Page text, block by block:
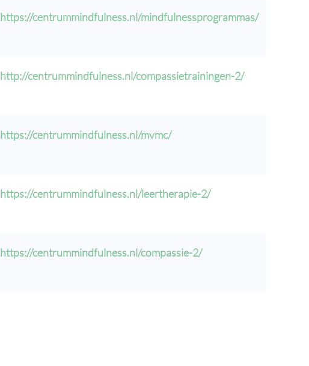
https://centrummindfulness.nl/mindfulnessprogrammas/
http://centrummindfulness.nl/compassietrainingen-2/
https://centrummindfulness.nl/mvmc/
https://centrummindfulness.nl/leertherapie-2/
https://centrummindfulness.nl/compassie-2/